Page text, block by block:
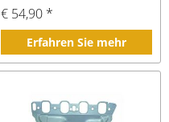
€ 54,90 *
Erfahren Sie mehr